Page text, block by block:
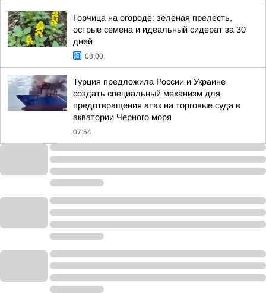
Горчица на огороде: зеленая прелесть,
острые семена и идеальный сидерат за 30
дней
08:00
Турция предложила России и Украине
создать специальный механизм для
предотвращения атак на торговые суда в
акватории Черного моря
07:54